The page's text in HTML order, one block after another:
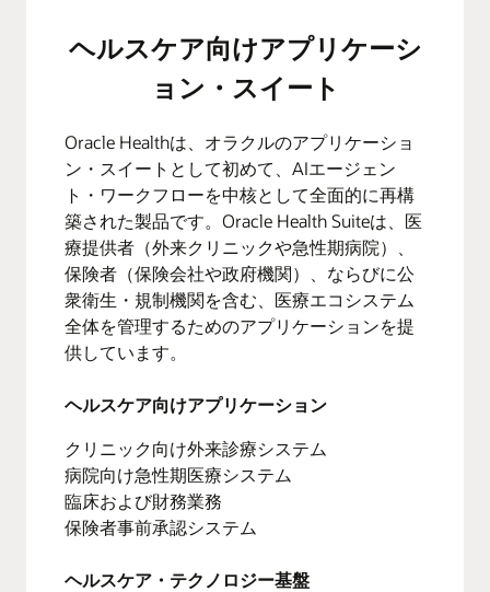
ヘルスケア向けアプリケーシ
ョン・スイート
Oracle Healthは、オラクルのアプリケーショ
ン・スイートとして初めて、AIエージェン
ト・ワークフローを中核として全面的に再構
築された製品です。Oracle Health Suiteは、医
療提供者（外来クリニックや急性期病院）、
保険者（保険会社や政府機関）、ならびに公
衆衛生・規制機関を含む、医療エコシステム
全体を管理するためのアプリケーションを提
供しています。
ヘルスケア向けアプリケーション
クリニック向け外来診療システム
病院向け急性期医療システム
臨床および財務業務
保険者事前承認システム
ヘルスケア・テクノロジー基盤